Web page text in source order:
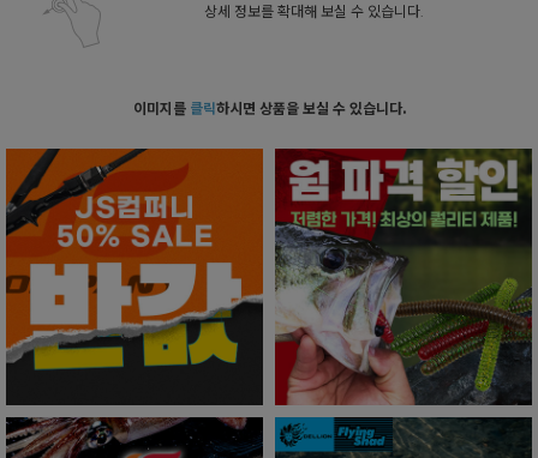
상세 정보를 확대해 보실 수 있습니다.
이미지를 클릭하시면 상품을 보실 수 있습니다.